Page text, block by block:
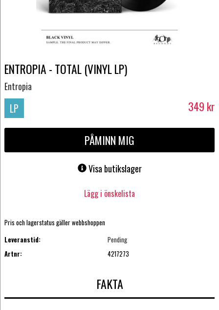
ENTROPIA - TOTAL (VINYL LP)
Entropia
LP 349 kr
PÅMINN MIG
Visa butikslager
Lägg i önskelista
Pris och lagerstatus gäller webbshoppen
Leveranstid:
Pending
Artnr:
4217273
FAKTA